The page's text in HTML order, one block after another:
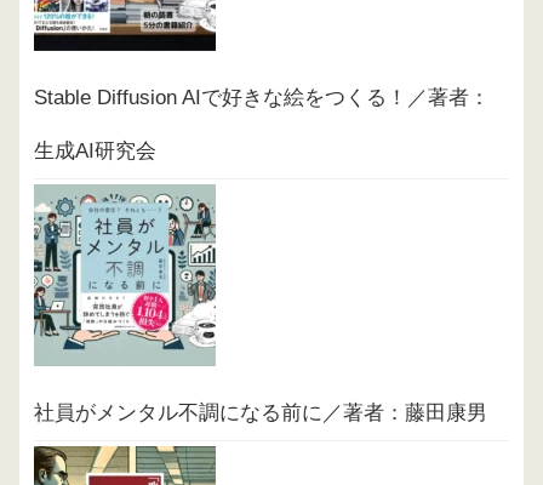
Stable Diffusion AIで好きな絵をつくる！／著者：
生成AI研究会
社員がメンタル不調になる前に／著者：藤田康男